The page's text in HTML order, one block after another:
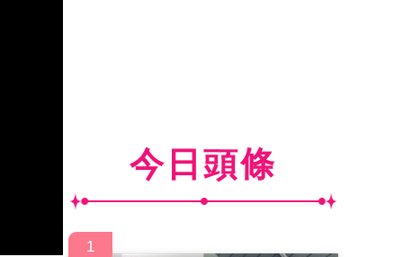
今日頭條
1